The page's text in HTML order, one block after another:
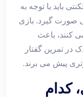
باید با توجه به
صورت گیرد. بازی
‌کنند، باعث
در تمرین گفتار
پیش می ‌برند.
کدام